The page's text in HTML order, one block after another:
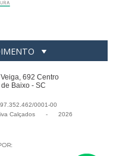
692 Centro
Baixo - SC
0001-00
Calçados - 2026